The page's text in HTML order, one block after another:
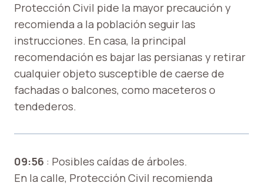
Protección Civil pide la mayor precaución y
recomienda a la población seguir las
instrucciones. En casa, la principal
recomendación es bajar las persianas y retirar
cualquier objeto susceptible de caerse de
fachadas o balcones, como maceteros o
tendederos.
09:56 : Posibles caídas de árboles.
En la calle, Protección Civil recomienda